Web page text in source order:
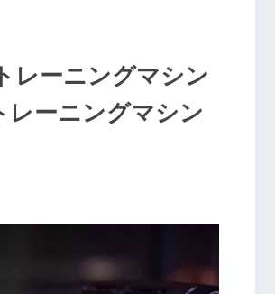
レーニングマシン
レーニングマシン